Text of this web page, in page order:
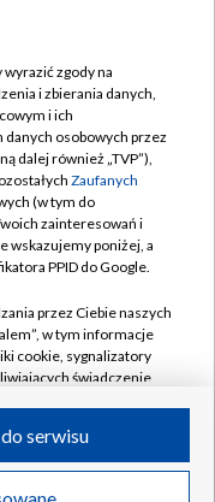
w likwidacji
zgody na
i zbierania danych,
i ich
osobowych przez
dalej również „TVP”),
Zaufanych
(w tym do
zainteresowań i
wskazujemy poniżej, a
PPID do Google.
przez Ciebie naszych
w tym informacje
cookie, sygnalizatory
świadczenie
przez Ciebie
serwisu